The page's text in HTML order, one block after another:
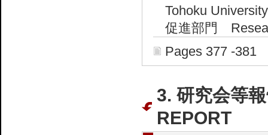
Tohoku
促進部門
Pages 377 -381
3. 研究会等
REPORT